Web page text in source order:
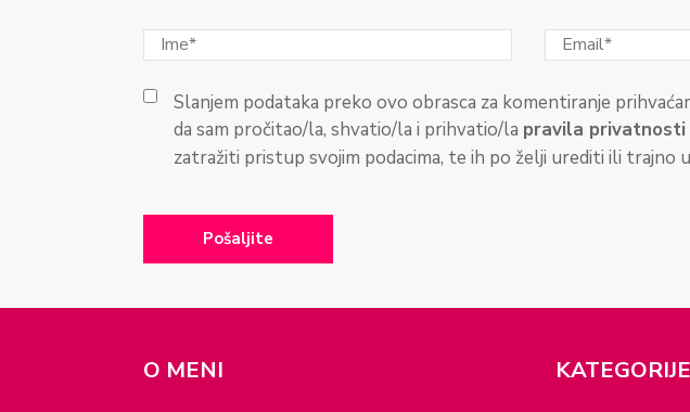
Slanjem podataka preko ovo obrasca za komentiranje
da sam pročitao/la, shvatio/la i prihvatio/la pravila privatnosti
zatražiti pristup svojim podacima, te ih po želji urediti ili trajno
O MENI KATEGORIJE